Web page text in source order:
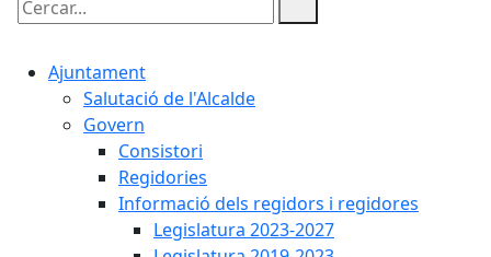
Cercar:
Ajuntament
Salutació de l'Alcalde
Govern
Consistori
Regidories
Informació dels regidors i regidores
Legislatura 2023-2027